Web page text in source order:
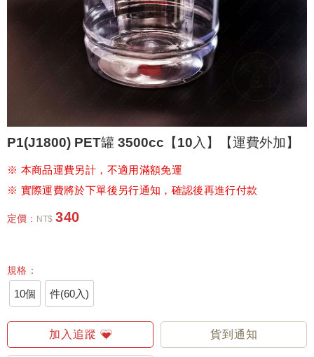
P1(J1800) PET罐 3500cc【10入】【運費外加】
※ 本商品運費另計，不適用滿額免運
※ 實際運費將於下單後另行通知，確認後再進行付款
定價 : NT$ 340
規格：
10個 件(60入)
加入追蹤 貨到通知